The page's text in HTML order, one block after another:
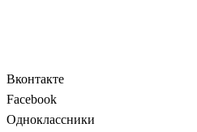
Вконтакте
Facebook
Одноклассники